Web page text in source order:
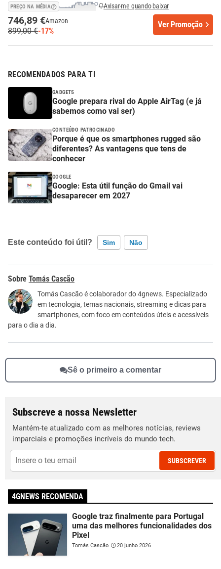
PREÇO NA MÉDIA Avisar-me quando baixar
746,89 €Amazon
899,00 €-17%
Ver Promoção
RECOMENDADOS PARA TI
GADGETS
Google prepara rival do Apple AirTag (e já
sabemos como vai ser)
CONTEÚDO PATROCINADO
Porque é que os smartphones rugged são
diferentes? As vantagens que tens de
conhecer
GOOGLE
Google: Esta útil função do Gmail vai
desaparecer em 2027
Este conteúdo foi útil? Sim Não
Este conteúdo contém informação incorreta
Este conteúdo não tem a informação que procuro
Outro
Tomás Cascão
Tomás Cascão é colaborador do 4gnews. Especializado
em tecnologia, temas nacionais, streaming e dicas para
smartphones, com foco em conteúdos úteis e acessíveis
para o dia a dia.
Sê o primeiro a comentar
Subscreve a nossa Newsletter
Mantém-te atualizado com as melhores notícias, reviews
imparciais e promoções incríveis do mundo tech.
SUBSCREVER
4GNEWS RECOMENDA
Google traz finalmente para Portugal
uma das melhores funcionalidades dos
Pixel
Tomás Cascão 20 junho 2026